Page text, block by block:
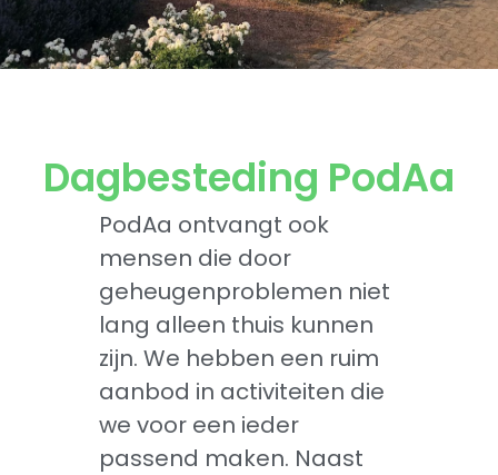
Dagbesteding PodAa
PodAa ontvangt ook
mensen die door
geheugenproblemen niet
lang alleen thuis kunnen
zijn. We hebben een ruim
aanbod in activiteiten die
we voor een ieder
passend maken. Naast